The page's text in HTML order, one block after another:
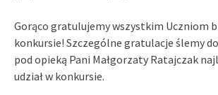
Gorąco gratulujemy wszystkim Uczniom
konkursie! Szczególne gratulacje ślemy
pod opieką Pani Małgorzaty Ratajczak
udział w konkursie.